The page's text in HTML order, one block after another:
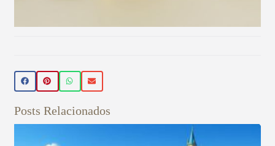
🌿 Realce sua beleza de forma natural!
Conheça nossos produtos de beleza
veganos 💚 Use o cupom PRIMEIRA15 e
ganhe 15% OFF na sua primeira compra!
Aproveite! ✨
Posts Relacionados